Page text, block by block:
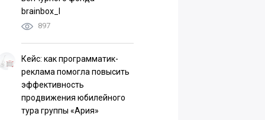
brainbox_I
897
Кейс: как программатик-
реклама помогла повысить
эффективность
продвижения юбилейного
тура группы «Ария»